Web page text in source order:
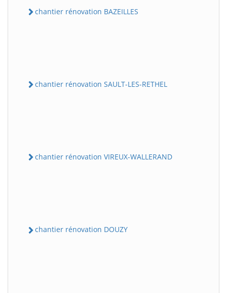
chantier rénovation BAZEILLES
chantier rénovation SAULT-LES-RETHEL
chantier rénovation VIREUX-WALLERAND
chantier rénovation DOUZY